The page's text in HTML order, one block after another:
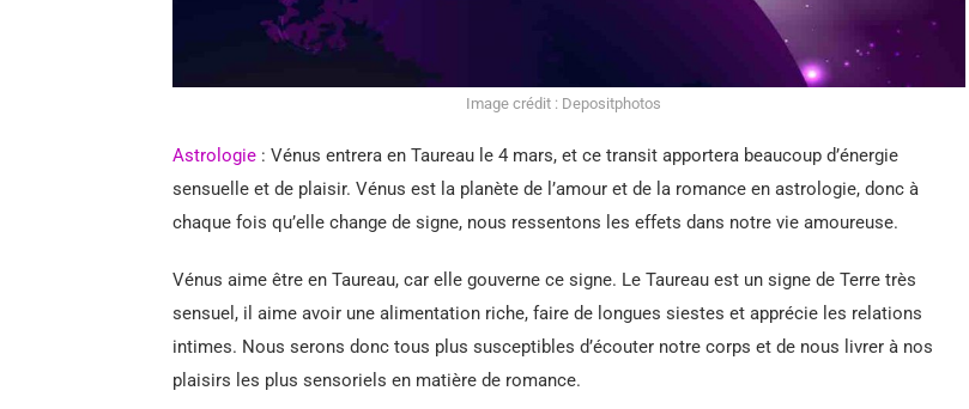
Image crédit : Depositphotos
Astrologie : Vénus entrera en Taureau le 4 mars, et ce transit apportera beaucoup d’énergie
sensuelle et de plaisir. Vénus est la planète de l’amour et de la romance en astrologie, donc à
chaque fois qu’elle change de signe, nous ressentons les effets dans notre vie amoureuse.
Vénus aime être en Taureau, car elle gouverne ce signe. Le Taureau est un signe de Terre très
sensuel, il aime avoir une alimentation riche, faire de longues siestes et apprécie les relations
intimes. Nous serons donc tous plus susceptibles d’écouter notre corps et de nous livrer à nos
plaisirs les plus sensoriels en matière de romance.